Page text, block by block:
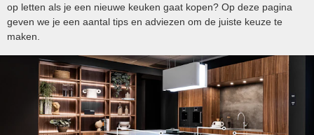
op letten als je een nieuwe keuken gaat kopen? Op deze pagina
geven we je een aantal tips en adviezen om de juiste keuze te
maken.